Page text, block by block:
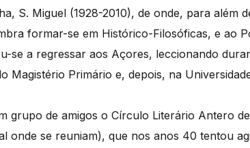
S. Miguel (1928-2010), de onde, para além
formar-se em Histórico-Filosóficas, e ao
se a regressar aos Açores, leccionando
Magistério Primário e, depois, na
grupo de amigos o Círculo Literário Antero de
onde se reuniam), que nos anos 40 tentou